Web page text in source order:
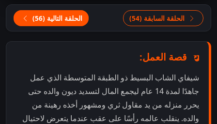
الحلقة السابقة (54) الحلقة التالية (56)
قصة العمل:
شيفاي الشاب البسيط ذو الطبقة المتوسطة الذي عمل
جاهدًا لمدة 14 عام ليجمع المال لتسديد ديون والده حتى
يحرر منزله من يد مقاول ثري ومشهور أخذه رهينة من
والده. ينقلب عالمه رأسًا على عقب عندما يتعرض لاحتيال